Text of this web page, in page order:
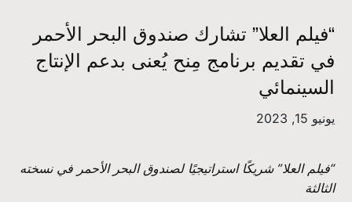
“فيلم العلا” تشارك صندوق البحر الأحمر
في تقديم برنامج مِنح يُعنى بدعم الإنتاج
السينمائي
يونيو 15, 2023
“فيلم العلا” شريكًا استراتيجيًا لصندوق البحر الأحمر في نسخته
الثالثة